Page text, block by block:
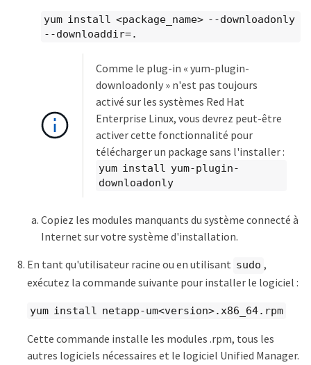
yum install <package_name> --downloadonly
--downloaddir=.
Comme le plug-in « yum-plugin-
downloadonly » n'est pas toujours
activé sur les systèmes Red Hat
Enterprise Linux, vous devrez peut-être
activer cette fonctionnalité pour
télécharger un package sans l'installer :
yum install yum-plugin-
downloadonly
Copiez les modules manquants du système connecté à
Internet sur votre système d'installation.
En tant qu'utilisateur racine ou en utilisant sudo ,
exécutez la commande suivante pour installer le logiciel :
yum install netapp-um<version>.x86_64.rpm
Cette commande installe les modules .rpm, tous les
autres logiciels nécessaires et le logiciel Unified Manager.